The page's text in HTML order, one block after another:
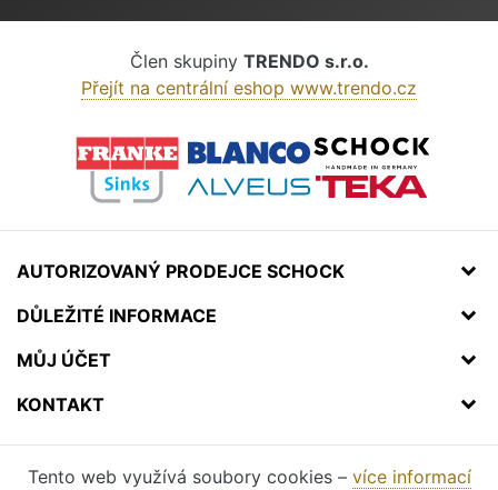
Člen skupiny TRENDO s.r.o.
Přejít na centrální eshop www.trendo.cz
AUTORIZOVANÝ PRODEJCE SCHOCK
DŮLEŽITÉ INFORMACE
MŮJ ÚČET
KONTAKT
Tento web využívá soubory cookies – více informací